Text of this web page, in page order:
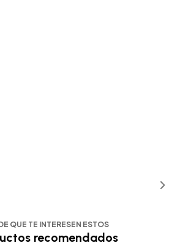
QUE TE INTERESEN ESTOS
recomendados